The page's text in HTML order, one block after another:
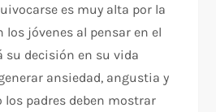
es muy alta por la
los jóvenes al pensar en el
su decisión en su vida
ansiedad, angustia y
padres deben mostrar